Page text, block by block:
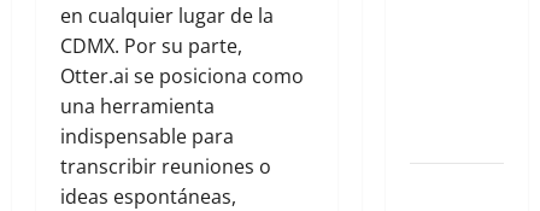
en cualquier lugar de la
CDMX. Por su parte,
Otter.ai se posiciona como
una herramienta
indispensable para
transcribir reuniones o
ideas espontáneas,